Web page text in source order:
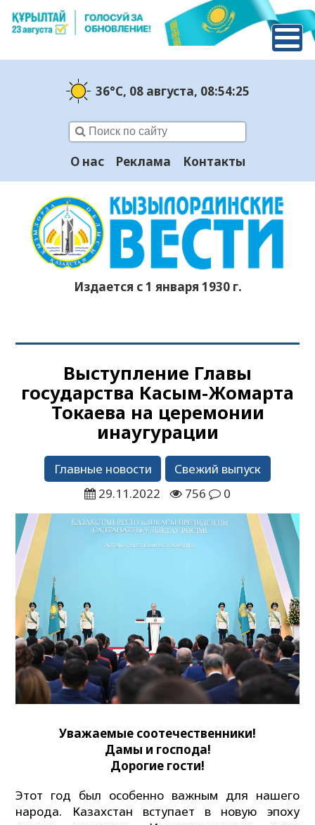
36°C, 08 августа, 08:54:26
О нас Реклама Контакты
Издается с 1 января 1930 г.
Выступление Главы
государства Касым-Жомарта
Токаева на церемонии
инаугурации
Главные новости
Свежий выпуск
29.11.2022
756 0
Уважаемые соотечественники!
Дамы и господа!
Дорогие гости!
Этот год был особенно важным для нашего
народа. Казахстан вступает в новую эпоху